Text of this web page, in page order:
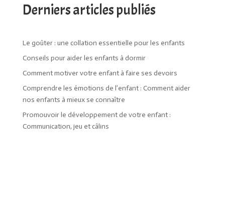
Derniers articles publiés
Le goûter : une collation essentielle pour les enfants
Conseils pour aider les enfants à dormir
Comment motiver votre enfant à faire ses devoirs
Comprendre les émotions de l’enfant : Comment aider
nos enfants à mieux se connaître
Promouvoir le développement de votre enfant :
Communication, jeu et câlins